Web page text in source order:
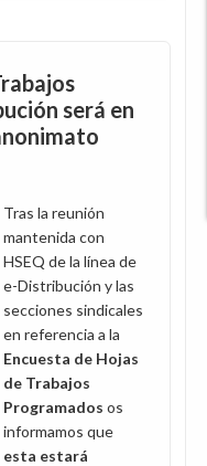
será en
Tras la reunión
mantenida con
HSEQ de la línea de
e-Distribución y las
secciones sindicales
en referencia a la
Encuesta de Hojas
de Trabajos
Programados os
informamos que
esta estará